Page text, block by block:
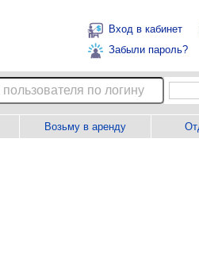
Вход в кабинет
Забыли пароль?
Возьму в аренду